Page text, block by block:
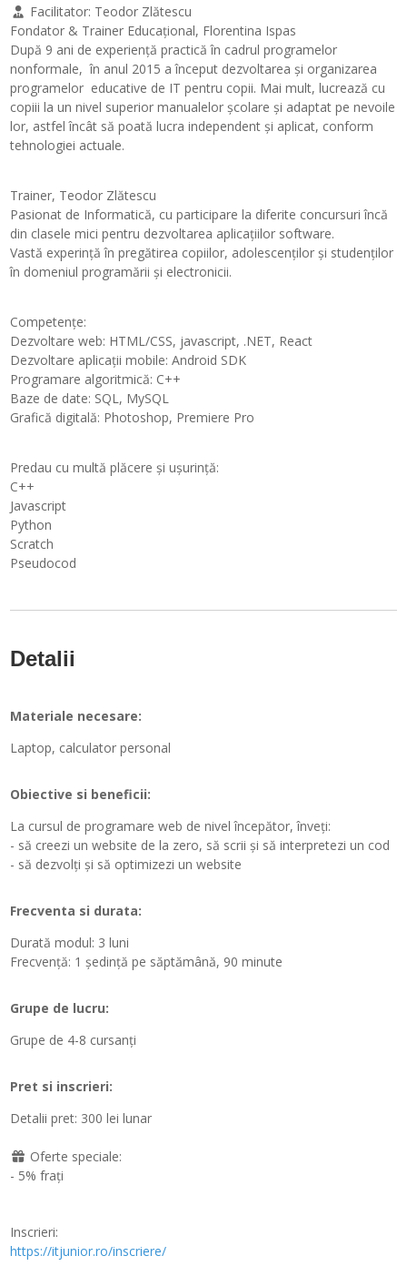
Facilitator: Teodor Zlătescu
Fondator & Trainer Educaţional, Florentina Ispas
După 9 ani de experienţă practică în cadrul programelor
nonformale, în anul 2015 a început dezvoltarea şi organizarea
programelor educative de IT pentru copii. Mai mult, lucrează cu
copiii la un nivel superior manualelor şcolare şi adaptat pe nevoile
lor, astfel încât să poată lucra independent şi aplicat, conform
tehnologiei actuale.
Trainer, Teodor Zlătescu
Pasionat de Informatică, cu participare la diferite concursuri încă
din clasele mici pentru dezvoltarea aplicațiilor software.
Vastă experință în pregătirea copiilor, adolescenților și studenților
în domeniul programării și electronicii.
Competențe:
Dezvoltare web: HTML/CSS, javascript, .NET, React
Dezvoltare aplicații mobile: Android SDK
Programare algoritmică: C++
Baze de date: SQL, MySQL
Grafică digitală: Photoshop, Premiere Pro
Predau cu multă plăcere și ușurință:
C++
Javascript
Python
Scratch
Pseudocod
Detalii
Materiale necesare:
Laptop, calculator personal
Obiective si beneficii:
La cursul de programare web de nivel începător, înveți:
- să creezi un website de la zero, să scrii și să interpretezi un cod
- să dezvolți și să optimizezi un website
Frecventa si durata:
Durată modul: 3 luni
Frecvență: 1 ședință pe săptămână, 90 minute
Grupe de lucru:
Grupe de 4-8 cursanți
Pret si inscrieri:
Detalii pret: 300 lei lunar
Oferte speciale:
- 5% frați
Inscrieri:
https://itjunior.ro/inscriere/